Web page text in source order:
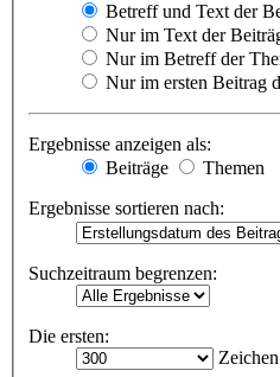
Betreff und Text der
Nur im Text der
Nur im Betreff der
Nur im ersten Beitrag
Ergebnisse anzeigen als:
Beiträge
Themen
Ergebnisse sortieren nach:
Suchzeitraum begrenzen:
Die ersten: